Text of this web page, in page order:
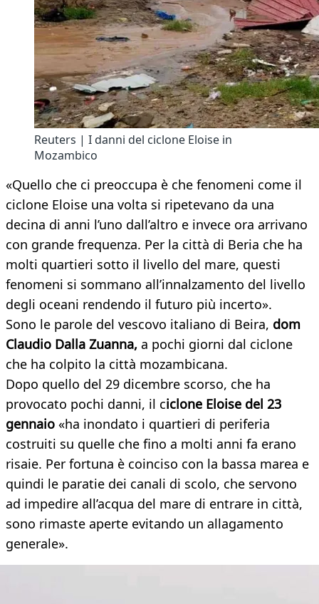
Reuters | I danni del ciclone Eloise in
Mozambico
«Quello che ci preoccupa è che fenomeni come il
ciclone Eloise una volta si ripetevano da una
decina di anni l’uno dall’altro e invece ora arrivano
con grande frequenza. Per la città di Beria che ha
molti quartieri sotto il livello del mare, questi
fenomeni si sommano all’innalzamento del livello
degli oceani rendendo il futuro più incerto».
Sono le parole del vescovo italiano di Beira, dom
Claudio Dalla Zuanna, a pochi giorni dal ciclone
che ha colpito la città mozambicana.
Dopo quello del 29 dicembre scorso, che ha
provocato pochi danni, il ciclone Eloise del 23
gennaio «ha inondato i quartieri di periferia
costruiti su quelle che fino a molti anni fa erano
risaie. Per fortuna è coinciso con la bassa marea e
quindi le paratie dei canali di scolo, che servono
ad impedire all’acqua del mare di entrare in città,
sono rimaste aperte evitando un allagamento
generale».